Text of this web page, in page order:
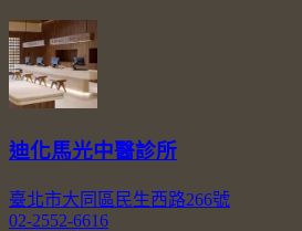
迪化馬光中醫診所
臺北市大同區民生西路266號
02-2552-6616